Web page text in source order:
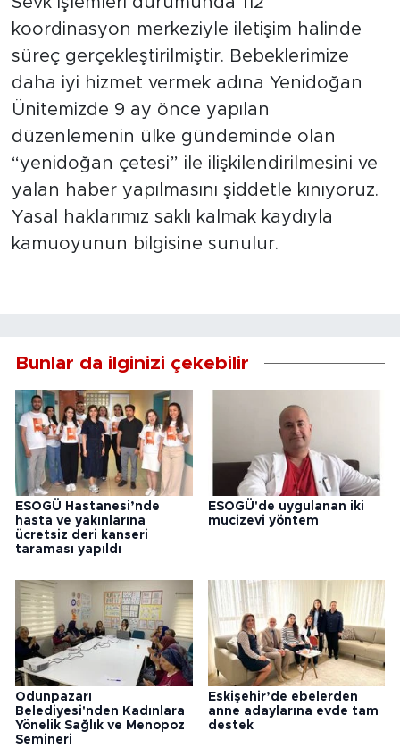
koordinasyon merkeziyle iletişim halinde
süreç gerçekleştirilmiştir. Bebeklerimize
daha iyi hizmet vermek adına Yenidoğan
Ünitemizde 9 ay önce yapılan
düzenlemenin ülke gündeminde olan
“yenidoğan çetesi” ile ilişkilendirilmesini ve
yalan haber yapılmasını şiddetle kınıyoruz.
Yasal haklarımız saklı kalmak kaydıyla
kamuoyunun bilgisine sunulur.
Bunlar da ilginizi çekebilir
ESOGÜ Hastanesi’nde
hasta ve yakınlarına
ücretsiz deri kanseri
taraması yapıldı
ESOGÜ'de uygulanan iki
mucizevi yöntem
Odunpazarı
Belediyesi'nden Kadınlara
Yönelik Sağlık ve Menopoz
Semineri
Eskişehir’de ebelerden
anne adaylarına evde tam
destek